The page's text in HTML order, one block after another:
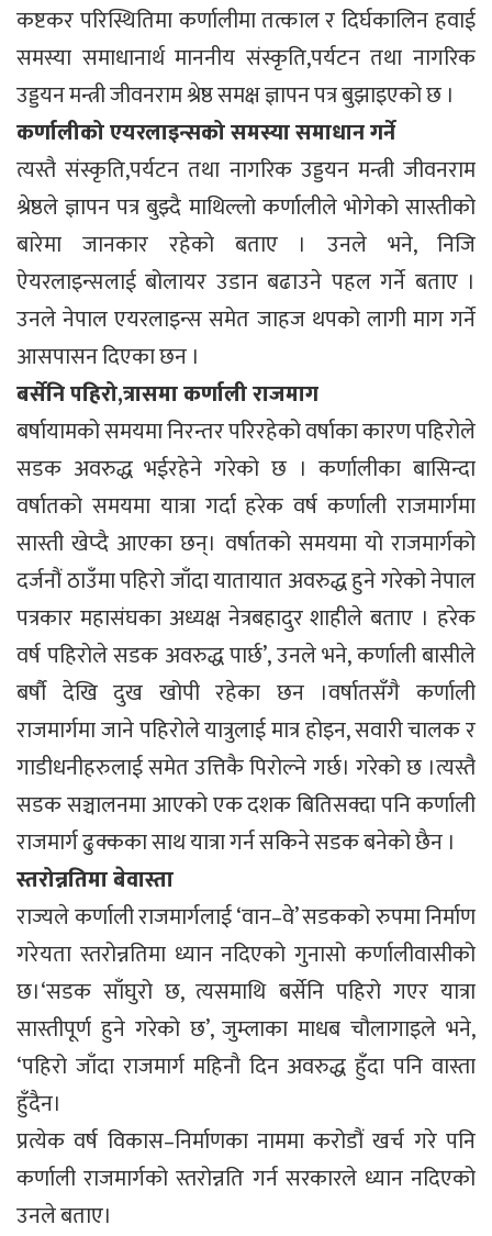
कष्टकर परिस्थितिमा कर्णालीमा तत्काल र दिर्घकालिन हवाई
समस्या समाधानार्थ माननीय संस्कृति,पर्यटन तथा नागरिक
उड्डयन मन्त्री जीवनराम श्रेष्ठ समक्ष ज्ञापन पत्र बुझाइएको छ ।
कर्णालीको एयरलाइन्सको समस्या समाधान गर्ने
त्यस्तै संस्कृति,पर्यटन तथा नागरिक उड्डयन मन्त्री जीवनराम
श्रेष्ठले ज्ञापन पत्र बुझ्दै माथिल्लो कर्णालीले भोगेको सास्तीको
बारेमा जानकार रहेको बताए । उनले भने, निजि
ऐयरलाइन्सलाई बोलायर उडान बढाउने पहल गर्ने बताए ।
उनले नेपाल एयरलाइन्स समेत जाहज थपको लागी माग गर्ने
आसपासन दिएका छन ।
बर्सेनि पहिरो,त्रासमा कर्णाली राजमाग
बर्षायामको समयमा निरन्तर परिरहेको वर्षाका कारण पहिरोले
सडक अवरुद्ध भईरहेने गरेको छ । कर्णालीका बासिन्दा
वर्षातको समयमा यात्रा गर्दा हरेक वर्ष कर्णाली राजमार्गमा
सास्ती खेप्दै आएका छन्। वर्षातको समयमा यो राजमार्गको
दर्जनौं ठाउँमा पहिरो जाँदा यातायात अवरुद्ध हुने गरेको नेपाल
पत्रकार महासंघका अध्यक्ष नेत्रबहादुर शाहीले बताए । हरेक
वर्ष पहिरोले सडक अवरुद्ध पार्छ’, उनले भने, कर्णाली बासीले
बर्षौ देखि दुख खोपी रहेका छन ।वर्षातसँगै कर्णाली
राजमार्गमा जाने पहिरोले यात्रुलाई मात्र होइन, सवारी चालक र
गाडीधनीहरुलाई समेत उत्तिकै पिरोल्ने गर्छ। गरेको छ ।त्यस्तै
सडक सञ्चालनमा आएको एक दशक बितिसक्दा पनि कर्णाली
राजमार्ग ढुक्कका साथ यात्रा गर्न सकिने सडक बनेको छैन ।
स्तरोन्नतिमा बेवास्ता
राज्यले कर्णाली राजमार्गलाई ‘वान–वे’ सडकको रुपमा निर्माण
गरेयता स्तरोन्नतिमा ध्यान नदिएको गुनासो कर्णालीवासीको
छ।‘सडक साँघुरो छ, त्यसमाथि बर्सेनि पहिरो गएर यात्रा
सास्तीपूर्ण हुने गरेको छ’, जुम्लाका माधब चौलागाइले भने,
‘पहिरो जाँदा राजमार्ग महिनौ दिन अवरुद्ध हुँदा पनि वास्ता
हुँदैन।
प्रत्येक वर्ष विकास–निर्माणका नाममा करोडौं खर्च गरे पनि
कर्णाली राजमार्गको स्तरोन्नति गर्न सरकारले ध्यान नदिएको
उनले बताए।